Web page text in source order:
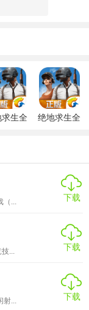
死较量，争夺最
装备、躲避敌人
图，每个地图都
技武器，包括枪
助装备。
同制定策略并应
伞进入战场，选
生全
绝地求生全
...
下载
...
下载
...
下载